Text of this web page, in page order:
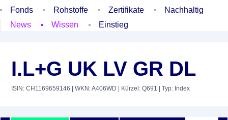
Fonds
Rohstoffe Zertifikate
Nachhaltig
News
Wissen Einstieg
I.L+G UK LV GR DL
ISIN: CH1169659146 | WKN: A406WD | Kürzel: Q691 | Typ: Index